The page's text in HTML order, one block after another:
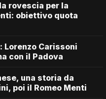
rovescia per la
obiettivo quota
Lorenzo Carissoni
con il Padova
una storia da
poi il Romeo Menti